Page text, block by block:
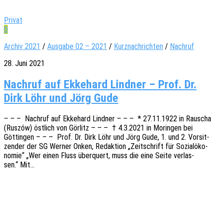
Privat
0
Archiv 2021 / Ausgabe 02 – 2021 / Kurznachrichten / Nachruf
28. Juni 2021
Nachruf auf Ekkehard Lindner – Prof. Dr.
Dirk Löhr und Jörg Gude
– – – Nach­ruf auf Ekke­hard Lind­ner – – – * 27.11.1922 in Rauscha
(Ruszów) östlich von Görlitz – – – † 4.3.2021 in Morin­gen bei
Göttin­gen – – – Prof. Dr. Dirk Löhr und Jörg Gude, 1. und 2. Vorsit­
zen­der der SG Werner Onken, Redak­ti­on „Zeit­schrift für Sozi­al­öko­
no­mie“ „Wer einen Fluss über­quert, muss die eine Seite verlas­
sen.“ Mit…